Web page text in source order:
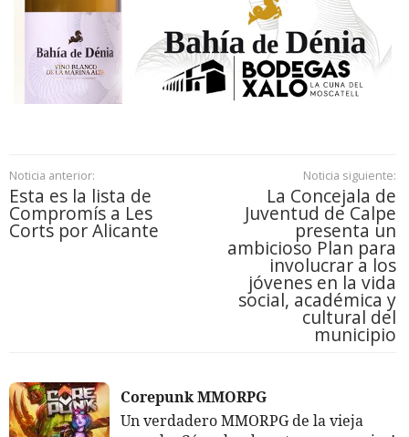
Noticia anterior:
Esta es la lista de
Compromís a Les
Corts por Alicante
Noticia siguiente:
La Concejala de
Juventud de Calpe
presenta un
ambicioso Plan para
involucrar a los
jóvenes en la vida
social, académica y
cultural del
municipio
Corepunk MMORPG
Un verdadero MMORPG de la vieja